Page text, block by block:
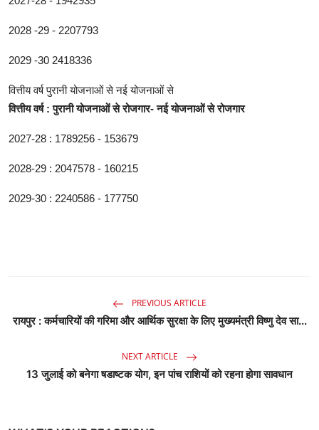
2028 -29 - 2207793
2029 -30 2418336
वित्तीय वर्ष पुरानी योजनाओं से नई योजनाओं से
वित्तीय वर्ष : पुरानी योजनाओं से रोजगार- नई योजनाओं से रोजगार
2027-28 : 1789256 - 153679
2028-29 : 2047578 - 160215
2029-30 : 2240586 - 177750
PREVIOUS ARTICLE
रायपुर : कर्मचारियों की गरिमा और आर्थिक सुरक्षा के लिए मुख्यमंत्री विष्णु देव सा...
NEXT ARTICLE
13 जुलाई को बनेगा षडाष्टक योग, इन पांच राशियों को रहना होगा सावधान